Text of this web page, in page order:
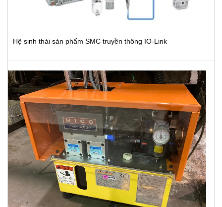
Hệ sinh thái sản phẩm SMC truyền thông IO-Link